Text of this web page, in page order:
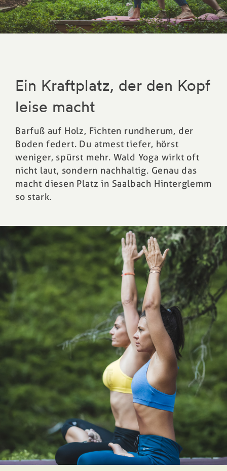
Ein Kraftplatz, der den Kopf
leise macht
Barfuß auf Holz, Fichten rundherum, der
Boden federt. Du atmest tiefer, hörst
weniger, spürst mehr. Wald Yoga wirkt oft
nicht laut, sondern nachhaltig. Genau das
macht diesen Platz in Saalbach Hinterglemm
so stark.